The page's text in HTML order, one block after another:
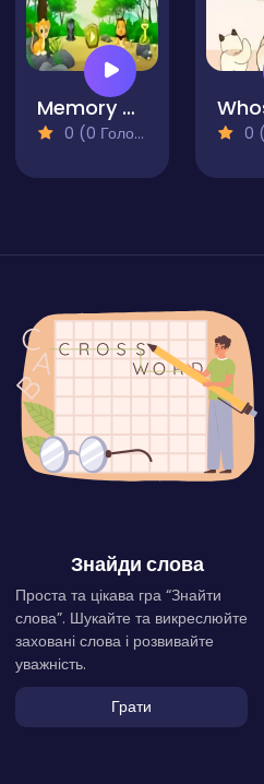
Memory Mystery Adventure
0 (0 Голосів) 0
Знайди слова
Проста та цікава гра “Знайти
слова”. Шукайте та викреслюйте
заховані слова і розвивайте
уважність.
Грати